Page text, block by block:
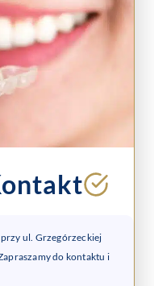
ul. Grzegórzeckiej
do kontaktu i